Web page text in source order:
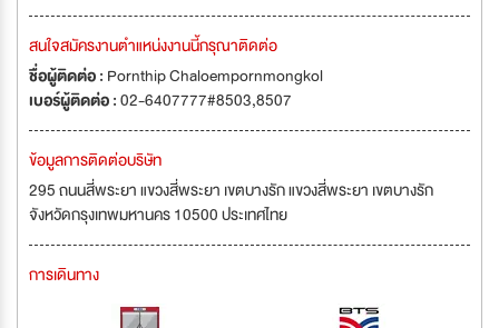
สนใจสมัครงานตำแหน่งงานนี้กรุณาติดต่อ
ชื่อผู้ติดต่อ : Pornthip Chaloempornmongkol
เบอร์ผู้ติดต่อ :02-6407777#8503,8507
ข้อมูลการติดต่อบริษัท
295 ถนนสี่พระยา แขวงสี่พระยา เขตบางรัก แขวงสี่พระยา เขตบางรัก
จังหวัดกรุงเทพมหานคร 10500 ประเทศไทย
การเดินทาง